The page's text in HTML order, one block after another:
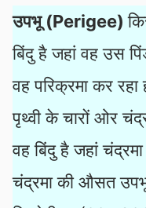
उपभू (Perigee)
बिंदु है जहां वह उस
वह परिक्रमा कर
पृथ्वी के चारों ओर
वह बिंदु है जहां
चंद्रमा की औसत